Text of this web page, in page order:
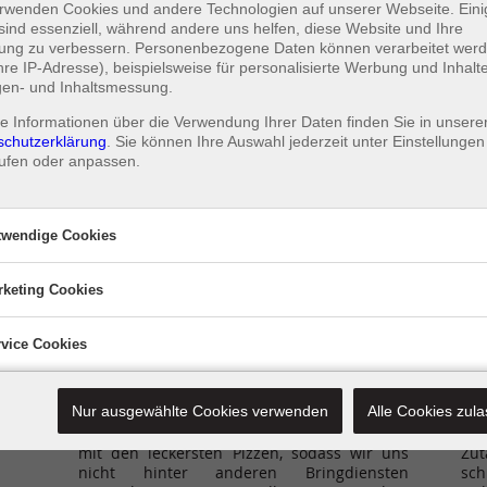
Cookies und andere Technologien auf unserer Webseite.
essenziell, während andere uns helfen, diese Website und Ihre
zu verbessern. Personenbezogene Daten können verarbeitet
IP-Adresse), beispielsweise für personalisierte Werbung und
und Inhaltsmessung.
Informationen über die Verwendung Ihrer Daten finden Sie in
. Sie können Ihre Auswahl jederzeit unter Einstellungen
oder anpassen.
Cookies
Cookies
Funktion der Website erforderlich.
Cookies
Wir verwenden Cookies, um personalisierte Inhalte
personalisierte Anzeigen auszuspielen, Funktionen für
unsere Website zu analysieren. Außerdem geben wir
Informationen zu Ihrer Verwendung unserer Website
An
Cookies
Service Cookies
auftretende Fehler unseres Angebots zu analysieren.
Cookies
Nur ausgewählte Cookies verwenden Alle Cookies
Aktion
Coming soon
Pizzeria Da Stefano
ist Ihr Lieferservice in Osnabrück und
Umgebung. Wir liefern beste italienische
Küche frisch zubereitet mit ausgewählten
Zutaten und mehr. Wir beliefern Osnabrück
mit den leckersten Pizzen, sodass wir uns
nicht hinter anderen Bringdiensten